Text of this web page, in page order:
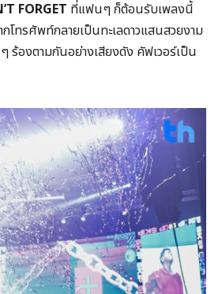
FORGET ที่แฟนๆ ก็ต้อนรับเพลงนี้
โทรศัพท์กลายเป็นทะเลดาวแสนสวยงาม
องตามกันอย่างเสียงดัง คัฟเวอร์เป็น